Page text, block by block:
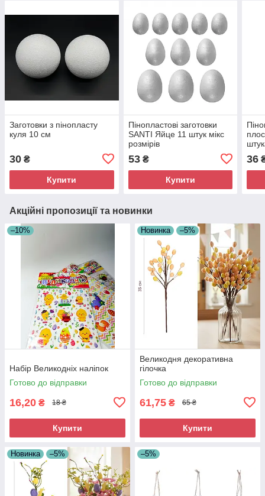
Заготовки з пінопласту
куля 10 см
30 ₴
Купити
Пінопластові заготовки
SANTI Яйце 11 штук мікс
розмірів
53₴
Купити
36
Акційні пропозиції та новинки
–10%
Набір Великодніх наліпок
Готово до відправки
16,20 ₴ 18 ₴
Купити
Новинка –5%
Великодня декоративна
гілочка
Готово до відправки
61,75 ₴ 65 ₴
Купити
Новинка –5% –5%